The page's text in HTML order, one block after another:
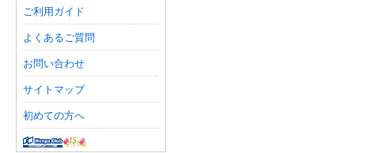
ご利用ガイド
よくあるご質問
お問い合わせ
サイトマップ
初めての方へ